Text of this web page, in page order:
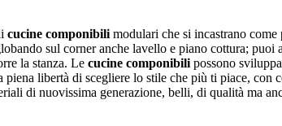
cucine componibili modulari che si incastrano
sul corner anche lavello e piano cottura; puoi
la stanza. Le cucine componibili possono
libertà di scegliere lo stile che più ti piace,
di nuovissima generazione, belli, di qualità ma